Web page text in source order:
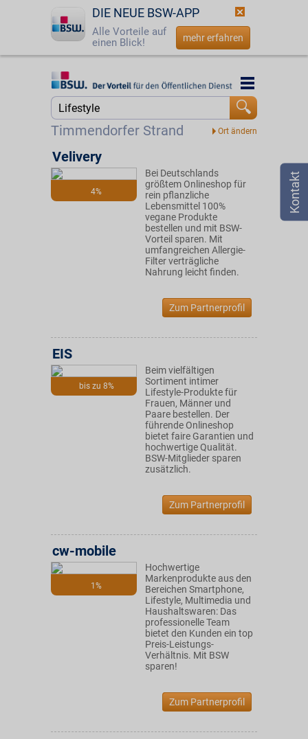
DIE NEUE BSW-APP
Alle Vorteile auf
einen Blick!
mehr erfahren
Startseite
Jetzt BSW-Mitglied werden
Login
☎ 0800 - 279 25 82
Timmendorfer Strand
Startseite
Suche
4%
Velivery
Bei Deutschlands
größtem Onlineshop für
rein pflanzliche
Lebensmittel 100%
vegane Produkte
bestellen und mit BSW-
Vorteil sparen. Mit
umfangreichen Allergie-
Filter verträgliche
Nahrung leicht finden.
Zum Partnerprofil
bis zu 8%
EIS
Beim vielfältigen
Sortiment intimer
Lifestyle-Produkte für
Frauen, Männer und
Paare bestellen. Der
führende Onlineshop
bietet faire Garantien und
hochwertige Qualität.
BSW-Mitglieder sparen
zusätzlich.
Zum Partnerprofil
1%
cw-mobile
Hochwertige
Markenprodukte aus den
Bereichen Smartphone,
Lifestyle, Multimedia und
Haushaltswaren: Das
professionelle Team
bietet den Kunden ein top
Preis-Leistungs-
Verhältnis. Mit BSW
sparen!
Zum Partnerprofil